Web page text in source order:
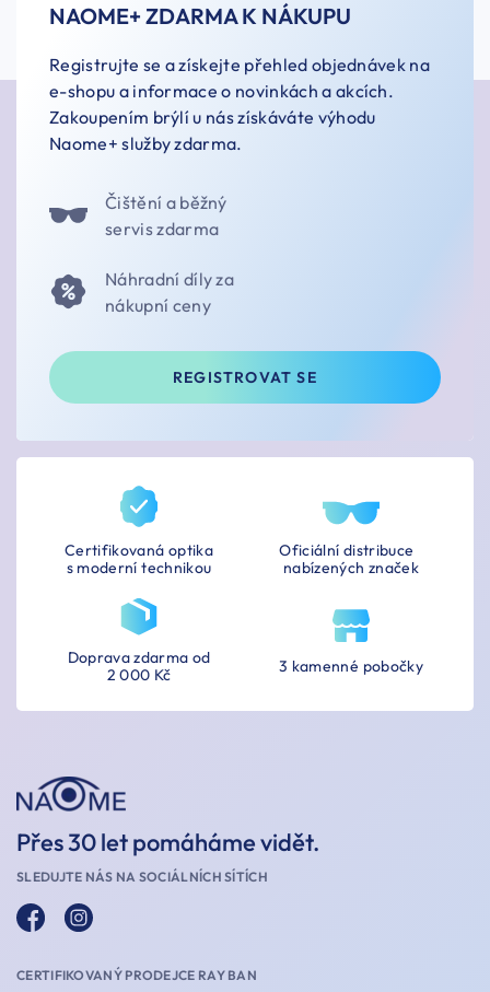
NAOME+ ZDARMA K NÁKUPU
Registrujte se a získejte přehled objednávek na
e-shopu a informace o novinkách a akcích.
Zakoupením brýlí u nás získáváte výhodu
Naome+ služby zdarma.
Čištění a běžný
servis zdarma
Náhradní díly za
nákupní ceny
REGISTROVAT SE
Certifikovaná optika
s moderní technikou
Oficiální distribuce
nabízených značek
3 kamenné pobočky
Doprava zdarma od
2 000 Kč
Přes 30 let pomáháme vidět.
SLEDUJTE NÁS NA SOCIÁLNÍCH SÍTÍCH
CERTIFIKOVANÝ PRODEJCE RAY BAN